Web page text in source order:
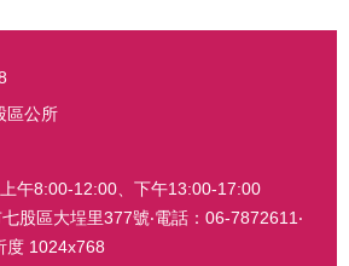
區公所
午8:00-12:00、下午13:00-17:00
股區大埕里377號‧電話：06-7872611‧
度 1024x768